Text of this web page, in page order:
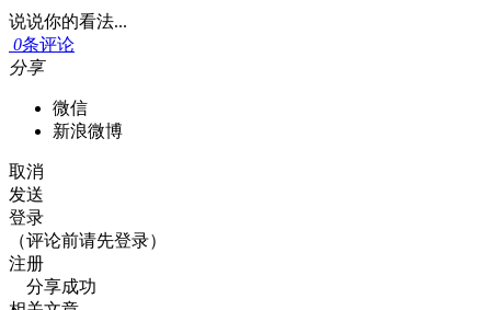
说说你的看法...
0条评论
分享
微信
新浪微博
取消
发送
登录
（评论前请先登录）
注册
分享成功